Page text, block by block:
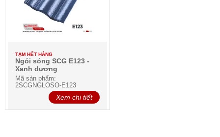
TẠM HẾT HÀNG
Ngói sóng SCG E123 -
Xanh dương
Mã sản phẩm:
2SCGNGLOSO-E123
Xem chi tiết